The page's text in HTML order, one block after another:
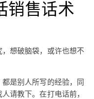
销售话术
想破脑袋，或许也想不
是别人所写的经验，同
请教下。在打电话前，